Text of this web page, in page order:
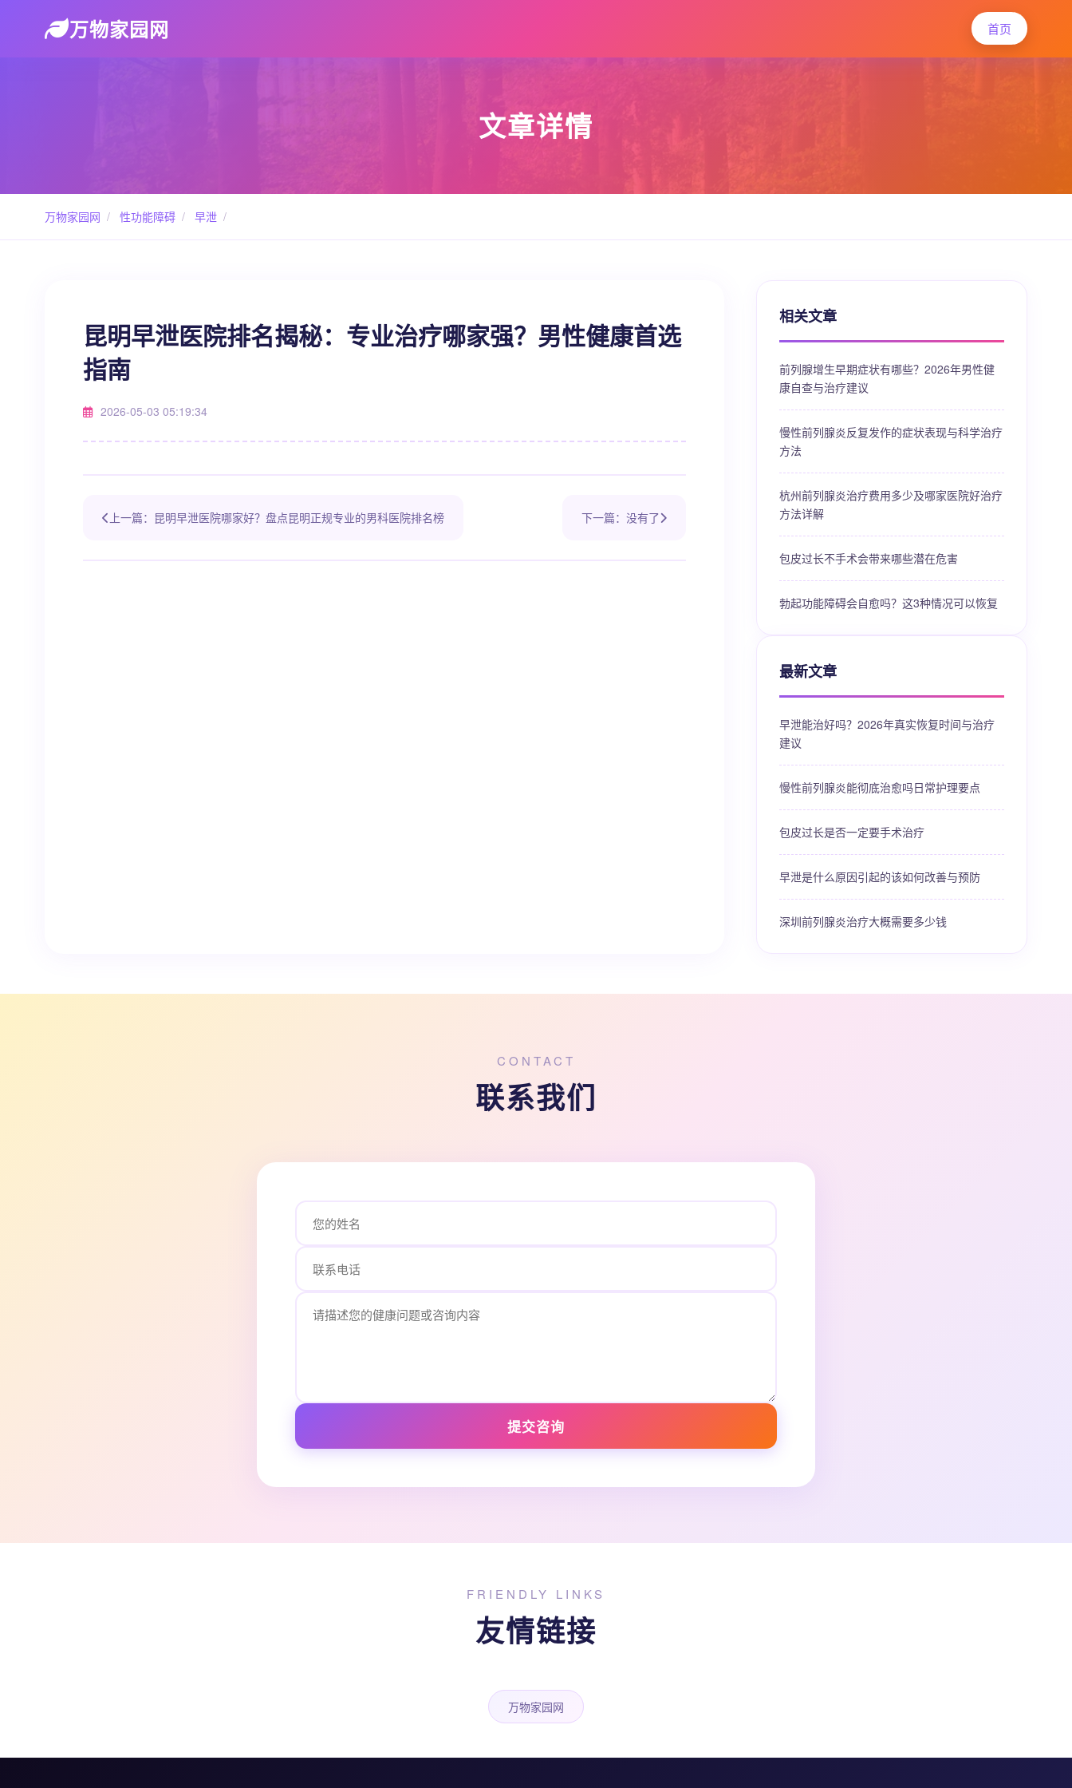
万物家园网 首页
文章详情
万物家园网 / 性功能障碍 / 早泄 /
昆明早泄医院排名揭秘：专业治疗哪家强？男性健康首选
指南
2026-05-03 05:19:34
上一篇：昆明早泄医院哪家好？盘点昆明正规专业的男科医院排名榜 下一篇：没有了
相关文章
前列腺增生早期症状有哪些？2026年男性健
康自查与治疗建议
慢性前列腺炎反复发作的症状表现与科学治疗
方法
杭州前列腺炎治疗费用多少及哪家医院好治疗
方法详解
包皮过长不手术会带来哪些潜在危害
勃起功能障碍会自愈吗？这3种情况可以恢复
最新文章
早泄能治好吗？2026年真实恢复时间与治疗
建议
慢性前列腺炎能彻底治愈吗日常护理要点
包皮过长是否一定要手术治疗
早泄是什么原因引起的该如何改善与预防
深圳前列腺炎治疗大概需要多少钱
CONTACT
联系我们
提交咨询
FRIENDLY LINKS
友情链接
万物家园网